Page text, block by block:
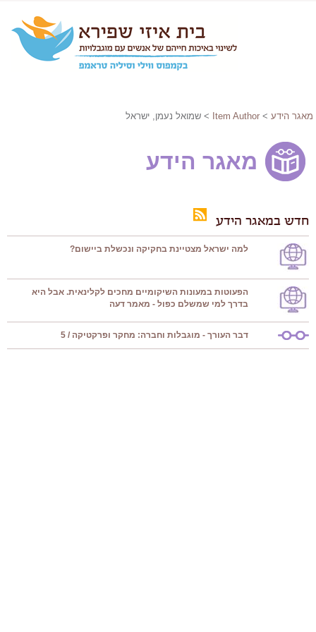
מאגר הידע >
Item Author > שמואל נעמן, ישראל
מאגר הידע
חדש במאגר הידע
למה ישראל מצטיינת בחקיקה ונכשלת ביישום?
הפעוטות במעונות השיקומיים מחכים לקלינאית. אבל היא
בדרך למי שמשלם כפול - מאמר דעה
דבר העורך - מוגבלות וחברה: מחקר ופרקטיקה / 5